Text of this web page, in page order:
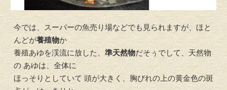
今では、スーパーの魚売り場などでも見られますが、ほと
んどが養殖物か
養殖あゆを渓流に放した、準天然物だそぅでして、天然物
の あゆは、全体に
ほっそりとしていて 頭が大きく、胸びれの上の黄金色の斑